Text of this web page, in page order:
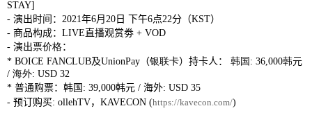
STAY]
- 演出时间： 2021年6月 20 日 下午6点22分（KST）
- 商品构成： LIVE直播观赏劵 + VOD
- 演出票价格：
* BOICE FANCLUB及UnionPay （银联卡） 持卡人 ： 韩国 : 36,000韩元
/ 海外: USD 32
* 普通购票： 韩国 : 39,000韩元 / 海外: USD 35
- 预订购买: ollehTV， KAVECON (https://kavecon.com/)